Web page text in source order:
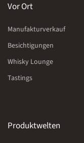
Vor Ort
Manufakturverkauf
Besichtigungen
Whisky Lounge
Tastings
Produktwelten